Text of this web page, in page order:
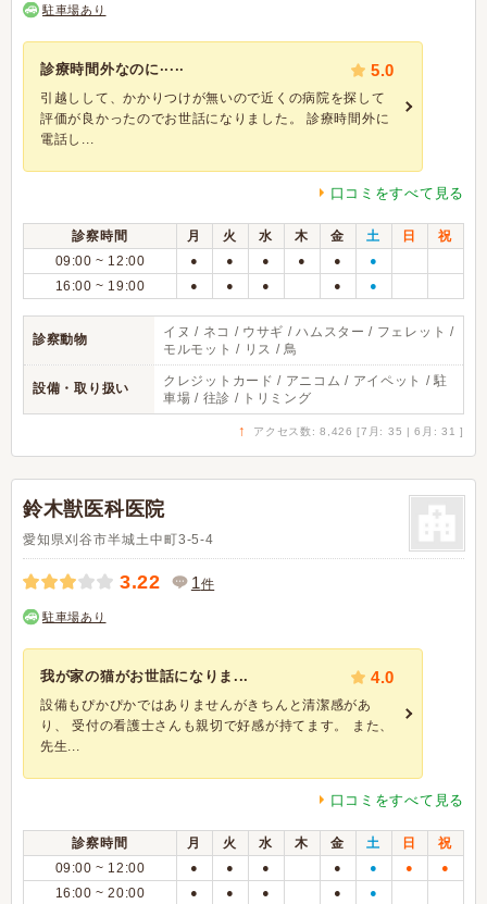
駐車場あり
診療時間外なのに····· 5.0
引越しして、かかりつけが無いので近くの病院を探して
評価が良かったのでお世話になりました。 診療時間外に
電話し...
口コミをすべて見る
診察時間 月 火 水 木 金 土 日
祝
09:00 ~ 12:00
● ● ● ● ● ●
16:00 ~ 19:00 ● ● ● ● ●
診察動物
イヌ / ネコ / ウサギ / ハムスター / フェレット /
モルモット / リス / 鳥
設備・取り扱い
クレジットカード / アニコム / アイペット / 駐
車場 / 往診 / トリミング
↑ アクセス数: 8,426 [7月: 35 | 6月: 31 ]
鈴木獣医科医院
愛知県刈谷市半城土中町3-5-4
3.22 1件
駐車場あり
我が家の猫がお世話になりま... 4.0
設備もぴかぴかではありませんがきちんと清潔感があ
り、 受付の看護士さんも親切で好感が持てます。 また、
先生...
口コミをすべて見る
診察時間 月 火 水 木 金 土 日
祝
09:00 ~ 12:00
● ● ● ● ● ● ●
16:00 ~ 20:00 ● ● ● ● ●